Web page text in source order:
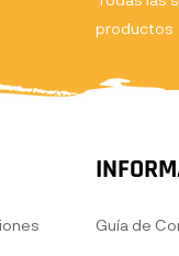
productos
Guía de